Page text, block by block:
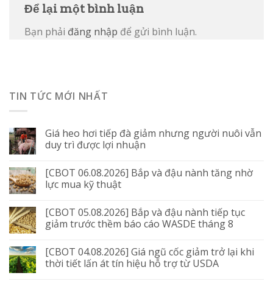
Để lại một bình luận
Bạn phải đăng nhập để gửi bình luận.
TIN TỨC MỚI NHẤT
Giá heo hơi tiếp đà giảm nhưng người nuôi vẫn
duy trì được lợi nhuận
[CBOT 06.08.2026] Bắp và đậu nành tăng nhờ
lực mua kỹ thuật
[CBOT 05.08.2026] Bắp và đậu nành tiếp tục
giảm trước thềm báo cáo WASDE tháng 8
[CBOT 04.08.2026] Giá ngũ cốc giảm trở lại khi
thời tiết lấn át tín hiệu hỗ trợ từ USDA